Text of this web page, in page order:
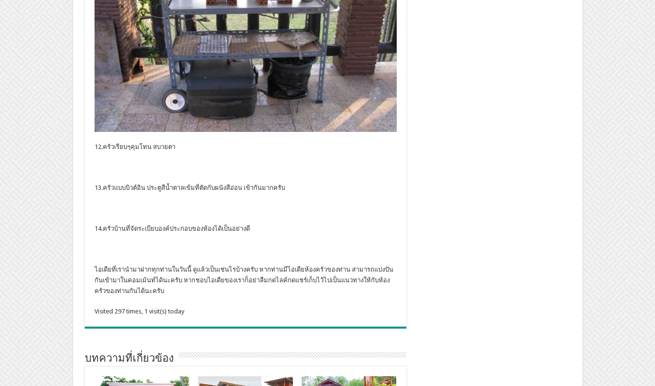
12.ครัวเรียบๆคุมโทน สบายตา
13.ครัวแบบบิวต์อิน ประตูสีน้ำตาลเข้มที่ตัดกับผนังสีอ่อน เข้ากันมากครับ
14.ครัวบ้านที่จัดระเบียบองค์ประกอบของห้องได้เป็นอย่างดี
ไอเดียที่เรานำมาฝากทุกท่านในวันนี้ ดูแล้วเป็นเช่นไรบ้างครับ หากท่านมีไอเดียห้องครัวของท่าน สามารถแบ่งปัน
กันเข้ามาในคอมเม้นท์ได้นะครับ หากชอบไอเดียของเราก็อย่าลืมกดไลค์กดแชร์เก็บไว้ไปเป็นแนวทางให้กับห้อง
ครัวของท่านกันได้นะครับ
Visited 297 times, 1 visit(s) today
บทความที่เกี่ยวข้อง